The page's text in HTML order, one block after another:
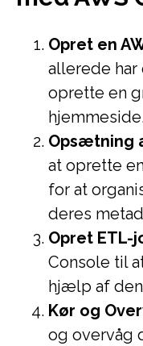
Opret en
allerede har
oprette en
Opsætning
at oprette
for at
deres
Opret ETL-
Console til
hjælp af
Kør og
og overvåg